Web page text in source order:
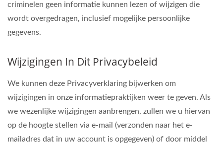
criminelen geen informatie kunnen lezen of wijzigen die
wordt overgedragen, inclusief mogelijke persoonlijke
gegevens.
Wijzigingen In Dit Privacybeleid
We kunnen deze Privacyverklaring bijwerken om
wijzigingen in onze informatiepraktijken weer te geven. Als
we wezenlijke wijzigingen aanbrengen, zullen we u hiervan
op de hoogte stellen via e-mail (verzonden naar het e-
mailadres dat in uw account is opgegeven) of door middel